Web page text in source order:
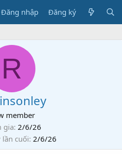
Đăng nhập Đăng ký
R
member
gia 2/6/26
lần cuối 2/6/26